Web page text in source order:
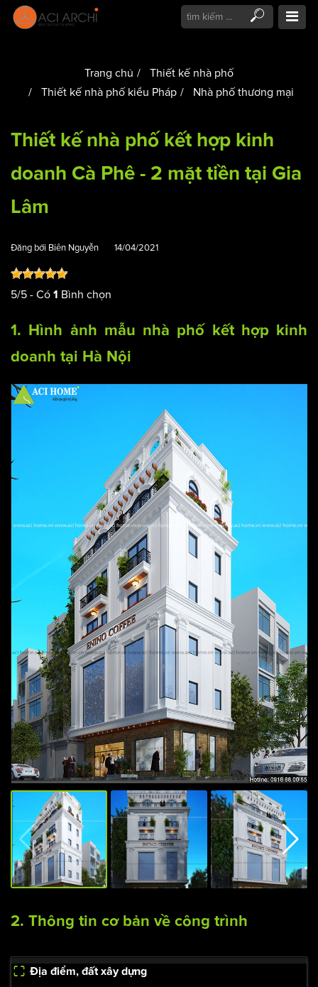
Trang chủ
Thiết kế nhà phố
Thiết kế nhà phố kiểu Pháp
Nhà phố thương mại
Thiết kế nhà phố kết hợp kinh
doanh Cà Phê - 2 mặt tiền tại Gia
Lâm
Đăng bởi Biên Nguyễn 14/04/2021
5/5 - Có 1 Bình chọn
1. Hình ảnh mẫu nhà phố kết hợp kinh
doanh tại Hà Nội
2. Thông tin cơ bản về công trình
Địa điểm, đất xây dựng